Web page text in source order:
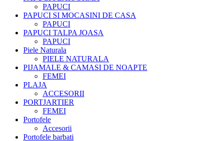
PAPUCI
PAPUCI SI MOCASINI DE CASA
PAPUCI
PAPUCI TALPA JOASA
PAPUCI
Piele Naturala
PIELE NATURALA
PIJAMALE & CAMASI DE NOAPTE
FEMEI
PLAJA
ACCESORII
PORTJARTIER
FEMEI
Portofele
Accesorii
Portofele barbati